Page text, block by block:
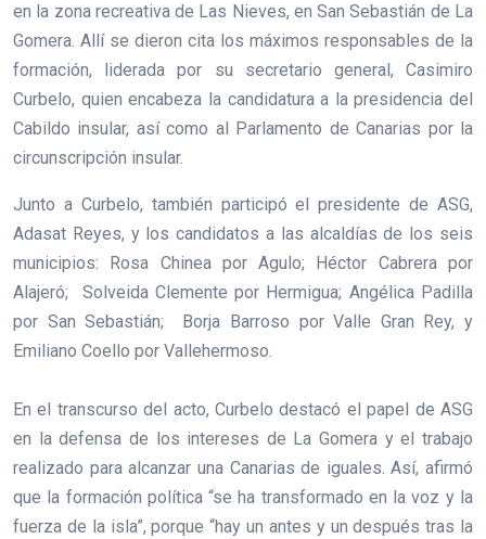
en la zona recreativa de Las Nieves, en San Sebastián de La
Gomera. Allí se dieron cita los máximos responsables de la
formación, liderada por su secretario general, Casimiro
Curbelo, quien encabeza la candidatura a la presidencia del
Cabildo insular, así como al Parlamento de Canarias por la
circunscripción insular.
Junto a Curbelo, también participó el presidente de ASG,
Adasat Reyes, y los candidatos a las alcaldías de los seis
municipios: Rosa Chinea por Agulo; Héctor Cabrera por
Alajeró; Solveida Clemente por Hermigua; Angélica Padilla
por San Sebastián; Borja Barroso por Valle Gran Rey, y
Emiliano Coello por Vallehermoso.
En el transcurso del acto, Curbelo destacó el papel de ASG
en la defensa de los intereses de La Gomera y el trabajo
realizado para alcanzar una Canarias de iguales. Así, afirmó
que la formación política “se ha transformado en la voz y la
fuerza de la isla”, porque “hay un antes y un después tras la